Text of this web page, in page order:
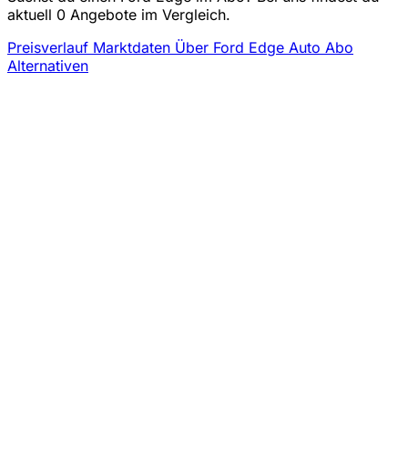
aktuell 0 Angebote im Vergleich.
Preisverlauf Marktdaten Über Ford Edge Auto Abo
Alternativen